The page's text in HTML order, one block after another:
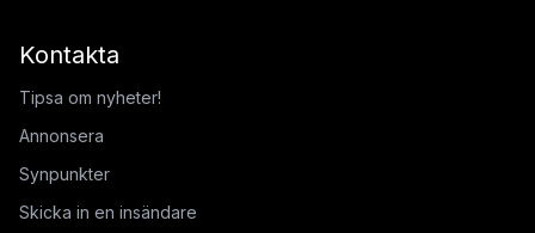
Kontakta
Tipsa om nyheter!
Annonsera
Synpunkter
Skicka in en insändare